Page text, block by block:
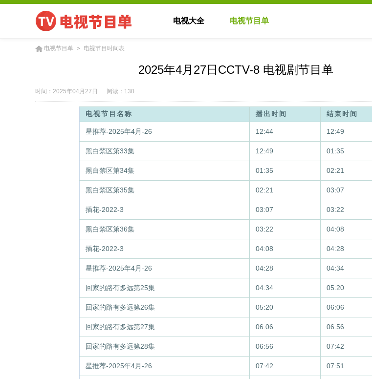
电视大全 电视节目单
电视节目单 > 电视节目时间表
2025年4月27日CCTV-8 电视剧节目单
时间： 2025年04月27日 阅读：130
电视节目名称 播出时间 结束时间
星推荐-2025年4月-26 12:44 12:49
黑白禁区第33集 12:49 01:35
黑白禁区第34集 01:35 02:21
黑白禁区第35集 02:21 03:07
插花-2022-3 03:07 03:22
黑白禁区第36集 03:22 04:08
插花-2022-3 04:08 04:28
星推荐-2025年4月-26 04:28 04:34
回家的路有多远第25集 04:34 05:20
回家的路有多远第26集 05:20 06:06
回家的路有多远第27集 06:06 06:56
回家的路有多远第28集 06:56 07:42
星推荐-2025年4月-26 07:42 07:51